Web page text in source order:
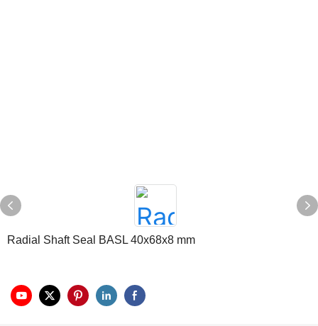
Radial Shaft Seal BASL 40x68x8 mm